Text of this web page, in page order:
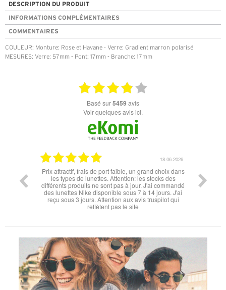
DESCRIPTION DU PRODUIT
INFORMATIONS COMPLÉMENTAIRES
COMMENTAIRES
COULEUR: Monture: Rose et Havane - Verre: Gradient marron polarisé
MESURES: Verre: 57mm - Pont: 17mm - Branche: 17mm
basé sur5459 avis
Voir quelques avis ici.
18.06.2026
Prix attractif, frais de port faible, un grand choix dans
les types de lunettes. Attention: les stocks des
différents produits ne sont pas à jour. J'ai commandé
des lunettes Nike disponible sous 7 à 14 jours. J'ai
reçu sous 3 jours. Attention aux avis truspilot qui
reflètent pas le site